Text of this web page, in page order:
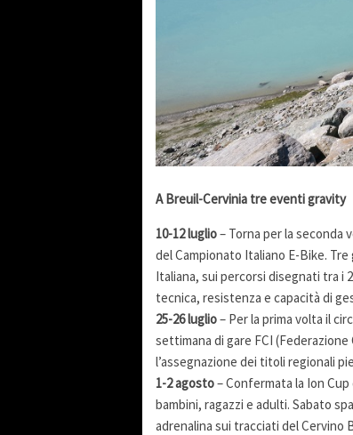
A Breuil-Cervinia tre eventi gravity
10-12 luglio– Torna per la seconda
del Campionato Italiano E-Bike.
Italiana, sui percorsi disegnati tra i
tecnica, resistenza e capacità di
25-26 luglio– Per la prima volta il
settimana di gare FCI
l’assegnazione dei titoli regionali
1-2 agosto– Confermata la Ion
bambini, ragazzi e adulti. Sabato
adrenalina sui tracciati del Cervino